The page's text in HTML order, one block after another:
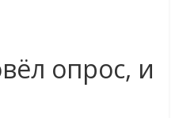
опрос, и